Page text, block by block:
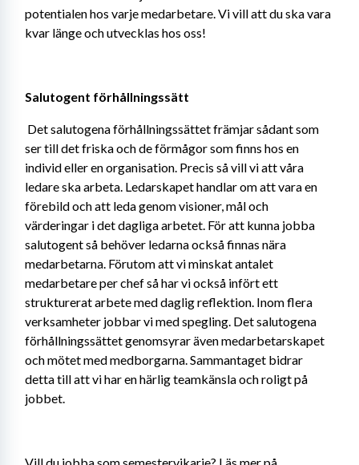
potentialen hos varje medarbetare. Vi vill att du ska vara
kvar länge och utvecklas hos oss!
Salutogent förhållningssätt
Det salutogena förhållningssättet främjar sådant som
ser till det friska och de förmågor som finns hos en
individ eller en organisation. Precis så vill vi att våra
ledare ska arbeta. Ledarskapet handlar om att vara en
förebild och att leda genom visioner, mål och
värderingar i det dagliga arbetet. För att kunna jobba
salutogent så behöver ledarna också finnas nära
medarbetarna. Förutom att vi minskat antalet
medarbetare per chef så har vi också infört ett
strukturerat arbete med daglig reflektion. Inom flera
verksamheter jobbar vi med spegling. Det salutogena
förhållningssättet genomsyrar även medarbetarskapet
och mötet med medborgarna. Sammantaget bidrar
detta till att vi har en härlig teamkänsla och roligt på
jobbet.